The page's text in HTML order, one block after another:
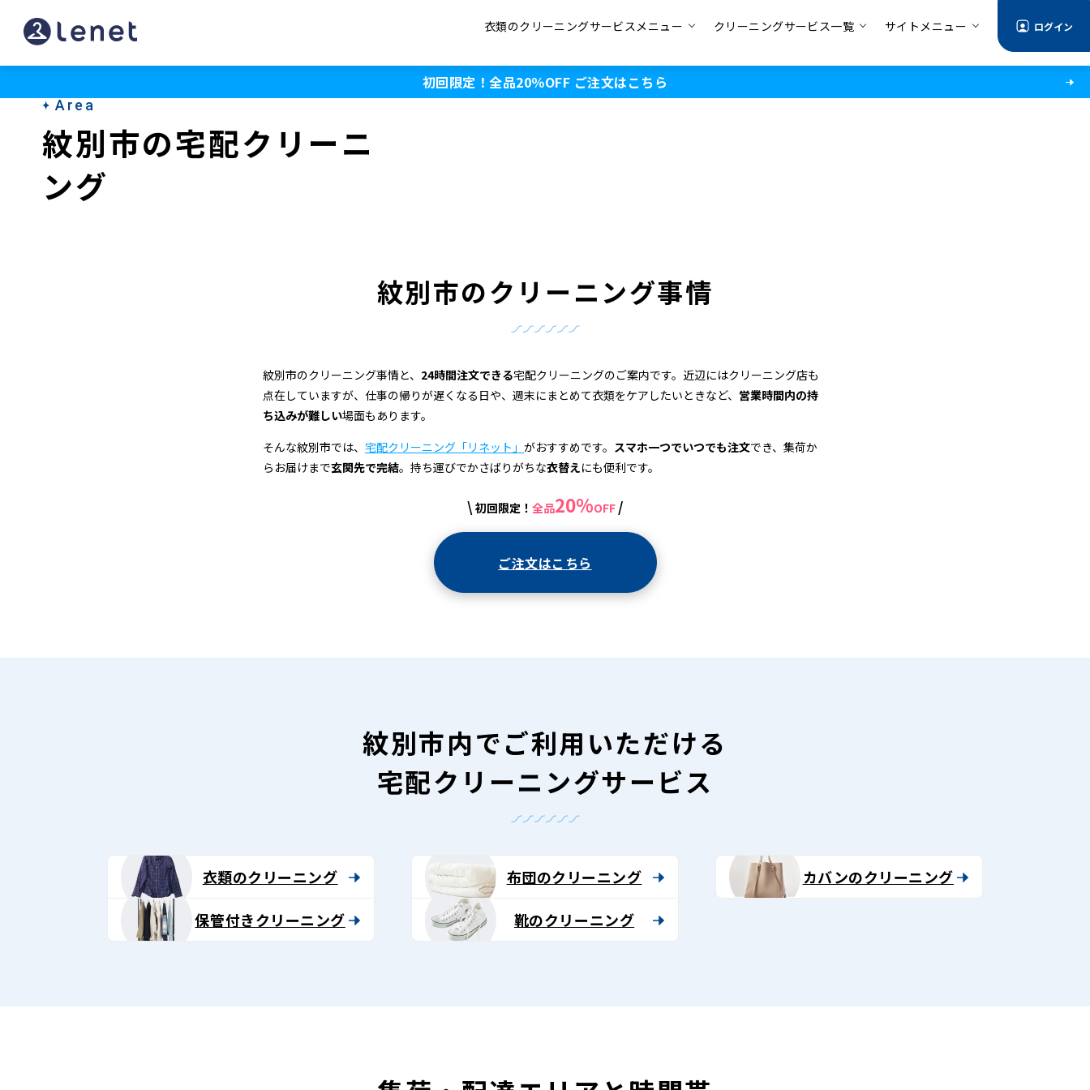
紋
別
衣類のクリーニングサービスメニュー クリーニングサービス一覧 サイトメニュー ログイン
初回限定！全品20％OFF ご注文はこちら
Area
紋別市の宅配クリーニ
ング
紋別市のクリーニング事情
紋別市のクリーニング事情と、 24時間注文できる宅配クリーニングのご案内です。近辺にはクリーニング店も
点在していますが、仕事の帰りが遅くなる日や、週末にまとめて衣類をケアしたいときなど、 営業時間内の持
ち込みが難しい場面もあります。
そんな紋別市では、 宅配クリーニング「リネット」 がおすすめです。 スマホ一つでいつでも注文でき、集荷か
らお届けまで玄関先で完結。持ち運びでかさばりがちな衣替えにも便利です。
\ 初回限定！ 全品20%OFF /
ご注文はこちら
紋別市内でご利用いただける
宅配クリーニングサービス
衣類のクリーニング
保管付きクリーニング
布団のクリーニング
靴のクリーニング
カバンのクリーニング